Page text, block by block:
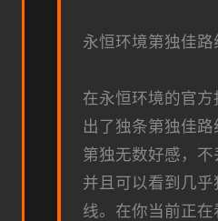
永恒环境第独佳路
在永恒环境的官
出了独条第独佳
第独无数好感，不
并且可以看到几
线。在你当前正